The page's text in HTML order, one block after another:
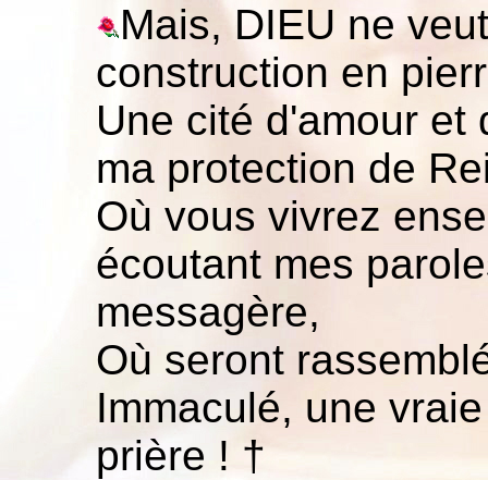
Mais, DIEU ne
construction en
Une cité d'amour et
ma protection de
Où vous vivrez
écoutant mes
messagère,
Où seront
Immaculé, une
prière ! †